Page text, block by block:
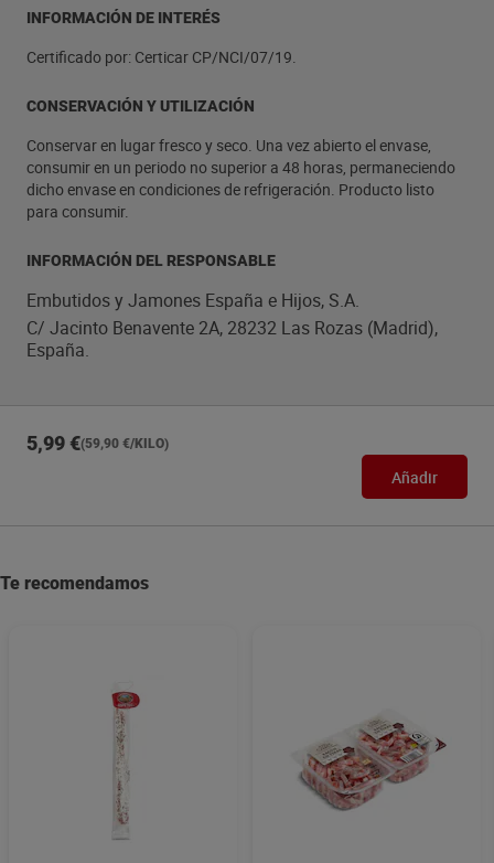
INFORMACIÓN DE INTERÉS
Certificado por: Certicar CP/NCI/07/19.
CONSERVACIÓN Y UTILIZACIÓN
Conservar en lugar fresco y seco. Una vez abierto el envase,
consumir en un periodo no superior a 48 horas, permaneciendo
dicho envase en condiciones de refrigeración. Producto listo
para consumir.
INFORMACIÓN DEL RESPONSABLE
Embutidos y Jamones España e Hijos, S.A.
C/ Jacinto Benavente 2A, 28232 Las Rozas (Madrid),
España.
5,99 €(59,90 €/KILO)
Añadir
Te recomendamos